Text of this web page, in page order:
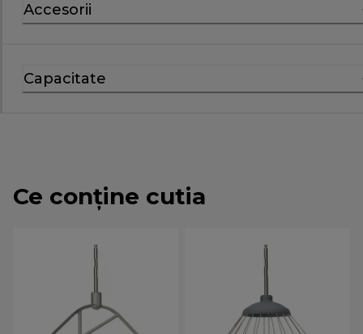
Accesorii
Capacitate
Ce conține cutia